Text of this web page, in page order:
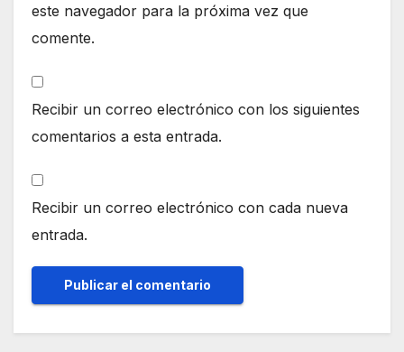
este navegador para la próxima vez que
comente.
Recibir un correo electrónico con los siguientes
comentarios a esta entrada.
Recibir un correo electrónico con cada nueva
entrada.